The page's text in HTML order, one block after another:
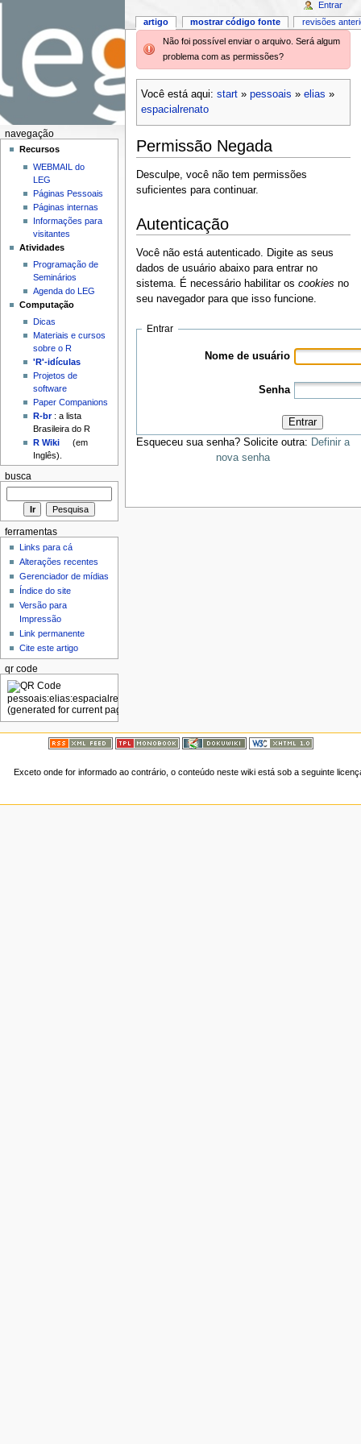
Não foi possível enviar o arquivo. Será algum
problema com as permissões?
Você está aqui: start» pessoais » elias »
espacialrenato
Permissão Negada
Desculpe, você não tem permissões
suficientes para continuar.
Autenticação
Você não está autenticado. Digite as seus
dados de usuário abaixo para entrar no
sistema. É necessário habilitar os cookies no
seu navegador para que isso funcione.
Entrar
Nome de usuário
Senha
Entrar
Esqueceu sua senha? Solicite outra: Definir a
nova senha
artigo mostrar código fonte revisões
Entrar
navegação
Recursos
WEBMAIL do
LEG
Páginas Pessoais
Páginas internas
Informações para
visitantes
Atividades
Programação de
Seminários
Agenda do LEG
Computação
Dicas
Materiais e cursos
sobre o R
'R'-idículas
Projetos de
software
Paper Companions
R-br: a lista
Brasileira do R
R Wiki
(em
Inglês).
busca
ferramentas
Links para cá
Alterações recentes
Gerenciador de mídias
Índice do site
Versão para
Impressão
Link permanente
Cite este artigo
qr code
Exceto onde for informado ao contrário, o conteúdo neste wiki está sob a seguinte